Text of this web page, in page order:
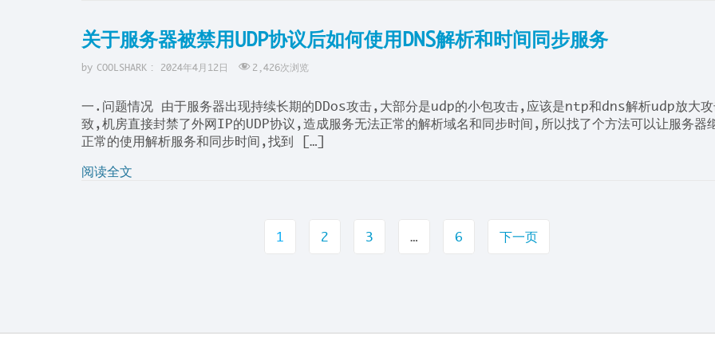
关于服务器被禁用UDP协议后如何使用DNS解析和时间同步服务
by COOLSHARK : 2024年4月12日 2,426次浏览
一.问题情况 由于服务器出现持续长期的DDos攻击,大部分是udp的小包攻击,应该是ntp和dns解析udp放大
致,机房直接封禁了外网IP的UDP协议,造成服务无法正常的解析域名和同步时间,所以找了个方法可以让服务器
正常的使用解析服务和同步时间,找到 […]
阅读全文
1 2 3 … 6 下一页